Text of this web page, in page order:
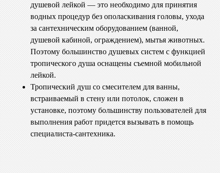
душевой лейкой — это необходимо для принятия
водных процедур без ополаскивания головы, ухода
за сантехническим оборудованием (ванной,
душевой кабиной, ограждением), мытья животных.
Поэтому большинство душевых систем с функцией
тропического душа оснащены съемной мобильной
лейкой.
Тропический душ со смесителем для ванны,
встраиваемый в стену или потолок, сложен в
установке, поэтому большинству пользователей для
выполнения работ придется вызывать в помощь
специалиста-сантехника.